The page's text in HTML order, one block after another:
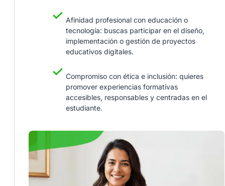
Afinidad profesional con educación o
tecnología: buscas participar en el diseño,
implementación o gestión de proyectos
educativos digitales.
Compromiso con ética e inclusión: quieres
promover experiencias formativas
accesibles, responsables y centradas en el
estudiante.